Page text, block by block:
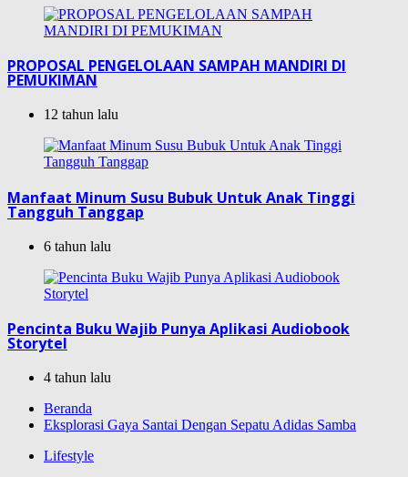
PROPOSAL PENGELOLAAN SAMPAH MANDIRI DI
PEMUKIMAN
12 tahun lalu
Manfaat Minum Susu Bubuk Untuk Anak Tinggi
Tangguh Tanggap
6 tahun lalu
Pencinta Buku Wajib Punya Aplikasi Audiobook
Storytel
4 tahun lalu
Beranda
Eksplorasi Gaya Santai Dengan Sepatu Adidas Samba
Lifestyle